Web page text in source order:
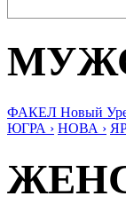
ФАКЕЛ Новый
ЮГРА › НОВА ›